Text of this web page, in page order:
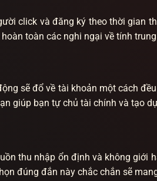
click và đăng ký theo thời gian
toàn các nghi ngại về tính
sẽ đổ về tài khoản một cách
giúp bạn tự chủ tài chính và tạo
thu nhập ổn định và không giới
đúng đắn này chắc chắn sẽ